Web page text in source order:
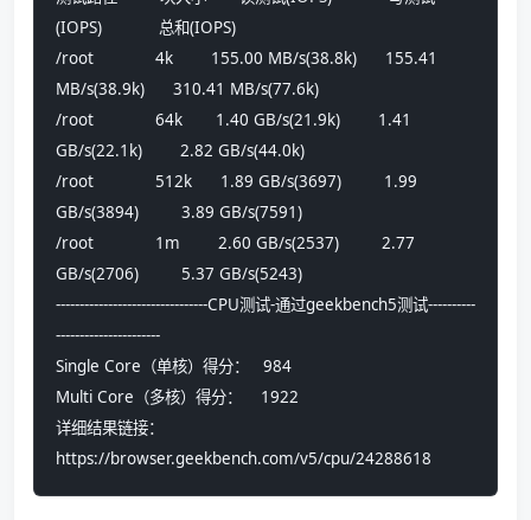
(IOPS)            总和(IOPS)
/root             4k        155.00 MB/s(38.8k)      155.41
MB/s(38.9k)      310.41 MB/s(77.6k)
/root             64k       1.40 GB/s(21.9k)        1.41
GB/s(22.1k)        2.82 GB/s(44.0k)
/root             512k      1.89 GB/s(3697)         1.99
GB/s(3894)         3.89 GB/s(7591)
/root             1m        2.60 GB/s(2537)         2.77
GB/s(2706)         5.37 GB/s(5243)
--------------------------------CPU测试-通过geekbench5测试----------
----------------------
Single Core（单核）得分：   984
Multi Core（多核）得分：    1922
详细结果链接：
https://browser.geekbench.com/v5/cpu/24288618